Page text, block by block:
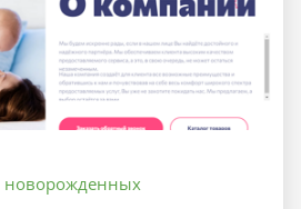
новорожденных